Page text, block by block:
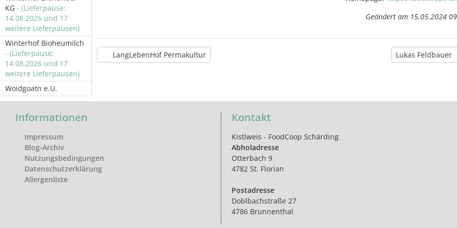
KG - (Lieferpause:
14.08.2026 und 17
weitere Lieferpausen)
Winterhof Bioheumilch
- (Lieferpause:
14.08.2026 und 17
weitere Lieferpausen)
Woidgoatn e.U.
Geändert am 15.05.2024
LangLebenHof Permakultur Lukas Feldbauer
Informationen
Impressum
Blog-Archiv
Nutzungsbedingungen
Datenschutzerklärung
Allergenliste
Kontakt
Kistlweis - FoodCoop Schärding
Abholadresse
Otterbach 9
4782 St. Florian
Postadresse
Doblbachstraße 27
4786 Brunnenthal